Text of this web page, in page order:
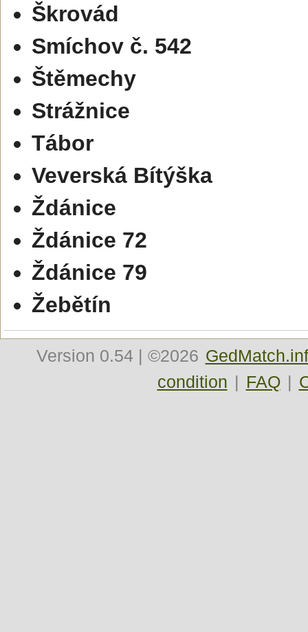
Škrovád
Smíchov č. 542
Štěmechy
Strážnice
Tábor
Veverská Bítýška
Ždánice
Ždánice 72
Ždánice 79
Žebětín
Version 0.54 | ©2026
condition | FAQ |